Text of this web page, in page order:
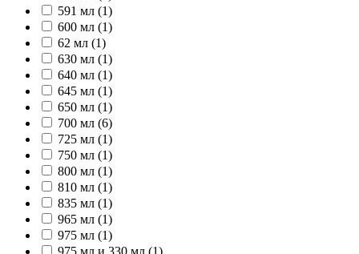
591 мл (1)
600 мл (1)
62 мл (1)
630 мл (1)
640 мл (1)
645 мл (1)
650 мл (1)
700 мл (6)
725 мл (1)
750 мл (1)
800 мл (1)
810 мл (1)
835 мл (1)
965 мл (1)
975 мл (1)
975 мл и 330 мл (1)